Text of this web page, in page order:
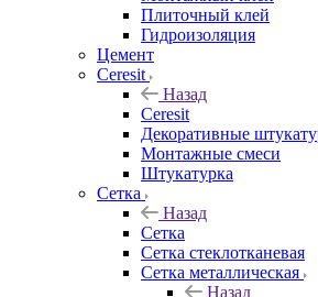
Плиточный клей
Гидроизоляция
Цемент
Ceresit
Назад
Ceresit
Декоративные
Монтажные смеси
Штукатурка
Сетка
Назад
Сетка
Сетка стеклотканевая
Сетка металлическая
Назад